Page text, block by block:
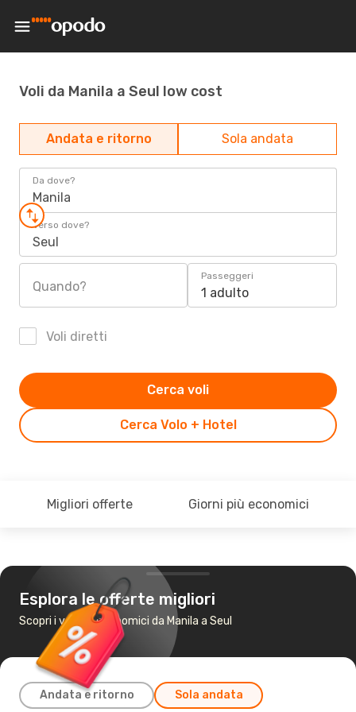
Voli da Manila a Seul low cost
Andata e ritorno Sola andata
Da dove?
Manila
Verso dove?
Seul
Quando?
Passeggeri
1 adulto
Voli diretti
Cerca Volo + Hotel
Cerca voli
Migliori offerte Giorni più economici
Esplora le offerte migliori
Scopri i voli più economici da Manila a Seul
Andata e ritorno Sola andata